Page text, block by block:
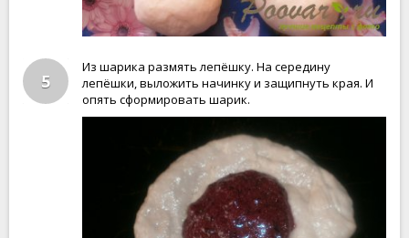
5
Из шарика размять лепёшку. На середину
лепёшки, выложить начинку и защипнуть края. И
опять сформировать шарик.